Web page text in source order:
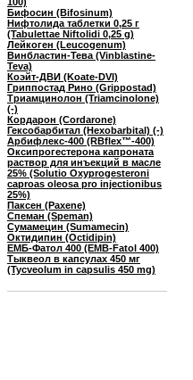
Бифосин (Bifosinum)
Нифтолида таблетки 0,25 г
(Tabulettae Niftolidi 0,25 g)
Лейкоген (Leucogenum)
Винбластин-Тева (Vinblastine-
Teva)
Коэйт-ДВИ (Koate-DVI)
Гриппостад Рино (Grippostad)
Триамцинолон (Triamcinolone)
(-)
Кордарон (Cordarone)
Гексобарбитал (Hexobarbital) (-)
Арбифлекс-400 (RBflex™-400)
Оксипрогестерона капроната
раствор для инъекций в масле
25% (Solutio Oxyprogesteroni
caproas oleosa pro injectionibus
25%)
Паксен (Paxene)
Спеман (Speman)
Сумамецин (Sumamecin)
Октидипин (Octidipin)
ЕМБ-Фатол 400 (EMB-Fatol 400)
Тыквеол в капсулах 450 мг
(Tycveolum in capsulis 450 mg)